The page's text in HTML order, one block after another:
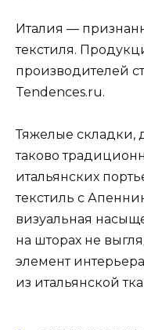
Италия —
текстиля.
производителей
Tendences.ru.
Тяжелые
таково
итальянских
текстиль с
визуальная
на шторах не
элемент
из итальянской